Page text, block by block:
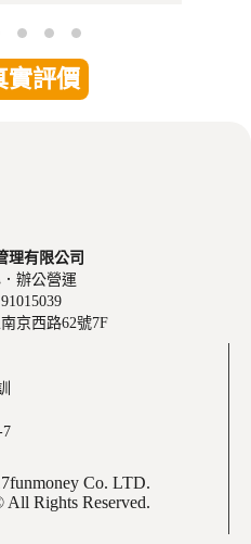
實評價
Co. LTD.
All Rights Reserved.
理有限公司
辦公營運
京西路62號7F